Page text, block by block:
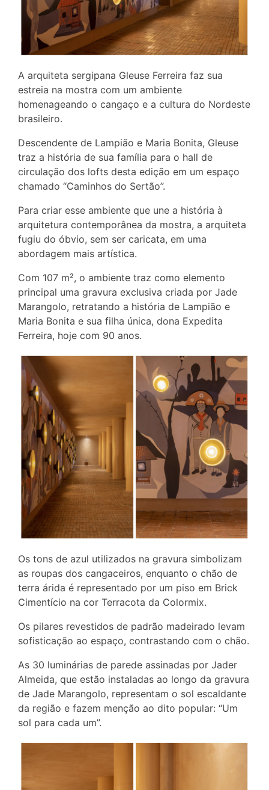
A arquiteta sergipana Gleuse Ferreira faz sua
estreia na mostra com um ambiente
homenageando o cangaço e a cultura do Nordeste
brasileiro.
Descendente de Lampião e Maria Bonita, Gleuse
traz a história de sua família para o hall de
circulação dos lofts desta edição em um espaço
chamado “Caminhos do Sertão”.
Para criar esse ambiente que une a história à
arquitetura contemporânea da mostra, a arquiteta
fugiu do óbvio, sem ser caricata, em uma
abordagem mais artística.
Com 107 m², o ambiente traz como elemento
principal uma gravura exclusiva criada por Jade
Marangolo, retratando a história de Lampião e
Maria Bonita e sua filha única, dona Expedita
Ferreira, hoje com 90 anos.
Os tons de azul utilizados na gravura simbolizam
as roupas dos cangaceiros, enquanto o chão de
terra árida é representado por um piso em Brick
Cimentício na cor Terracota da Colormix.
Os pilares revestidos de padrão madeirado levam
sofisticação ao espaço, contrastando com o chão.
As 30 luminárias de parede assinadas por Jader
Almeida, que estão instaladas ao longo da gravura
de Jade Marangolo, representam o sol escaldante
da região e fazem menção ao dito popular: “Um
sol para cada um”.